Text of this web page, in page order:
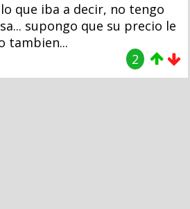
que iba a decir, no tengo
supongo que su precio le
tambien...
2